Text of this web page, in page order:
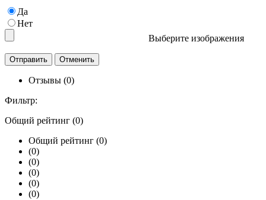
Да
Нет
Выберите изображения
Отзывы (0)
Фильтр:
Общий рейтинг (0)
Общий рейтинг (0)
(0)
(0)
(0)
(0)
(0)